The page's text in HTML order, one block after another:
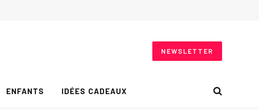
NEWSLETTER
ENFANTS IDÉES CADEAUX